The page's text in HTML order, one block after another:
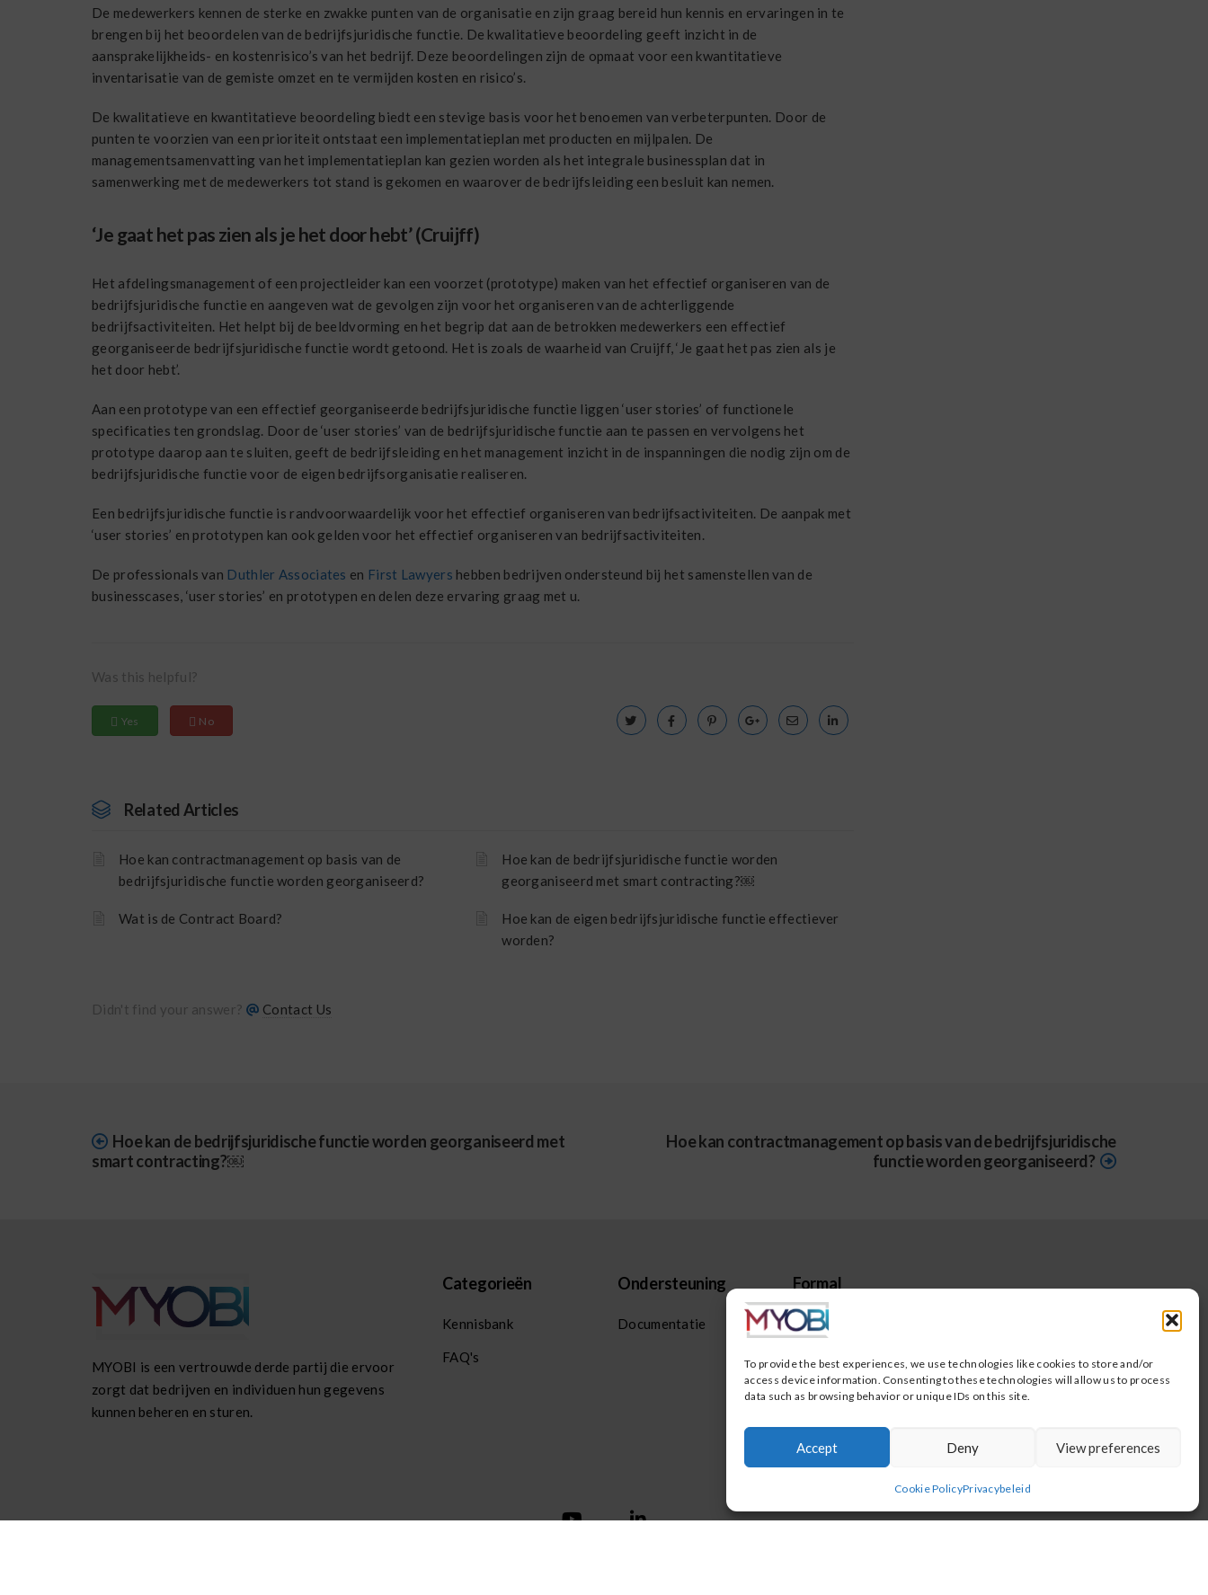
To provide the best experiences, we use technologies like cookies to store and/or
access device information. Consenting to these technologies will allow us to process
data such as browsing behavior or unique IDs on this site.
Accept Deny View preferences
Cookie PolicyPrivacybeleid
De medewerkers kennen de sterke en zwakke punten van de organisatie en zijn graag bereid hun kennis en ervaringen in te
brengen bij het beoordelen van de bedrijfsjuridische functie. De kwalitatieve beoordeling geeft inzicht in de
aansprakelijkheids- en kostenrisico’s van het bedrijf. Deze beoordelingen zijn de opmaat voor een kwantitatieve
inventarisatie van de gemiste omzet en te vermijden kosten en risico’s.
De kwalitatieve en kwantitatieve beoordeling biedt een stevige basis voor het benoemen van verbeterpunten. Door de
punten te voorzien van een prioriteit ontstaat een implementatieplan met producten en mijlpalen. De
managementsamenvatting van het implementatieplan kan gezien worden als het integrale businessplan dat in
samenwerking met de medewerkers tot stand is gekomen en waarover de bedrijfsleiding een besluit kan nemen.
‘Je gaat het pas zien als je het door hebt’ (Cruijff)
Het afdelingsmanagement of een projectleider kan een voorzet (prototype) maken van het effectief organiseren van de
bedrijfsjuridische functie en aangeven wat de gevolgen zijn voor het organiseren van de achterliggende
bedrijfsactiviteiten. Het helpt bij de beeldvorming en het begrip dat aan de betrokken medewerkers een effectief
georganiseerde bedrijfsjuridische functie wordt getoond. Het is zoals de waarheid van Cruijff, ‘Je gaat het pas zien als je
het door hebt’.
Aan een prototype van een effectief georganiseerde bedrijfsjuridische functie liggen ‘user stories’ of functionele
specificaties ten grondslag. Door de ‘user stories’ van de bedrijfsjuridische functie aan te passen en vervolgens het
prototype daarop aan te sluiten, geeft de bedrijfsleiding en het management inzicht in de inspanningen die nodig zijn om de
bedrijfsjuridische functie voor de eigen bedrijfsorganisatie realiseren.
Een bedrijfsjuridische functie is randvoorwaardelijk voor het effectief organiseren van bedrijfsactiviteiten. De aanpak met
‘user stories’ en prototypen kan ook gelden voor het effectief organiseren van bedrijfsactiviteiten.
De professionals van Duthler Associates en First Lawyers hebben bedrijven ondersteund bij het samenstellen van de
businesscases, ‘user stories’ en prototypen en delen deze ervaring graag met u.
Was this helpful?
Yes No
Related Articles
Hoe kan contractmanagement op basis van de
bedrijfsjuridische functie worden georganiseerd?
Hoe kan de bedrijfsjuridische functie worden
georganiseerd met smart contracting?￼
Wat is de Contract Board?
Hoe kan de eigen bedrijfsjuridische functie effectiever
worden?
Didn't find your answer? Contact Us
Hoe kan de bedrijfsjuridische functie worden georganiseerd met
smart contracting?￼
Hoe kan contractmanagement op basis van de bedrijfsjuridische
functie worden georganiseerd?
MYOBI is een vertrouwde derde partij die ervoor
zorgt dat bedrijven en individuen hun gegevens
kunnen beheren en sturen.
Categorieën
Kennisbank
FAQ's
Ondersteuning
Documentatie
Formal
De Spelregels
De Werkwijze